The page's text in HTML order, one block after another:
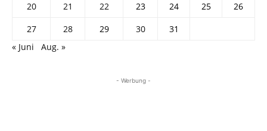
20
21 22 23 24 25
26
27
28 29 30
31
« Juni
Aug. »
- Werbung -